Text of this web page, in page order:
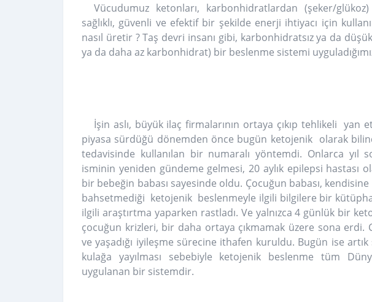
Vücudumuz ketonları, karbonhidratlardan (şeker/
sağlıklı, güvenli ve efektif bir şekilde enerji ihtiyacı için
nasıl üretir ? Taş devri insanı gibi, karbonhidratsız ya da
ya da daha az karbonhidrat) bir beslenme sistemi
İşin aslı, büyük ilaç firmalarının ortaya çıkıp tehlikeli yan
piyasa sürdüğü dönemden önce bugün ketojenik olarak
tedavisinde kullanılan bir numaralı yöntemdi. Onlarca yıl
isminin yeniden gündeme gelmesi, 20 aylık epilepsi hastası
bir bebeğin babası sayesinde oldu. Çocuğun babası,
bahsetmediği ketojenik beslenmeyle ilgili bilgilere bir
ilgili araştırtma yaparken rastladı. Ve yalnızca 4 günlük bir
çocuğun krizleri, bir daha ortaya çıkmamak üzere sona erdi.
ve yaşadığı iyileşme sürecine ithafen kuruldu. Bugün ise artık
kulağa yayılması sebebiyle ketojenik beslenme tüm
uygulanan bir sistemdir.